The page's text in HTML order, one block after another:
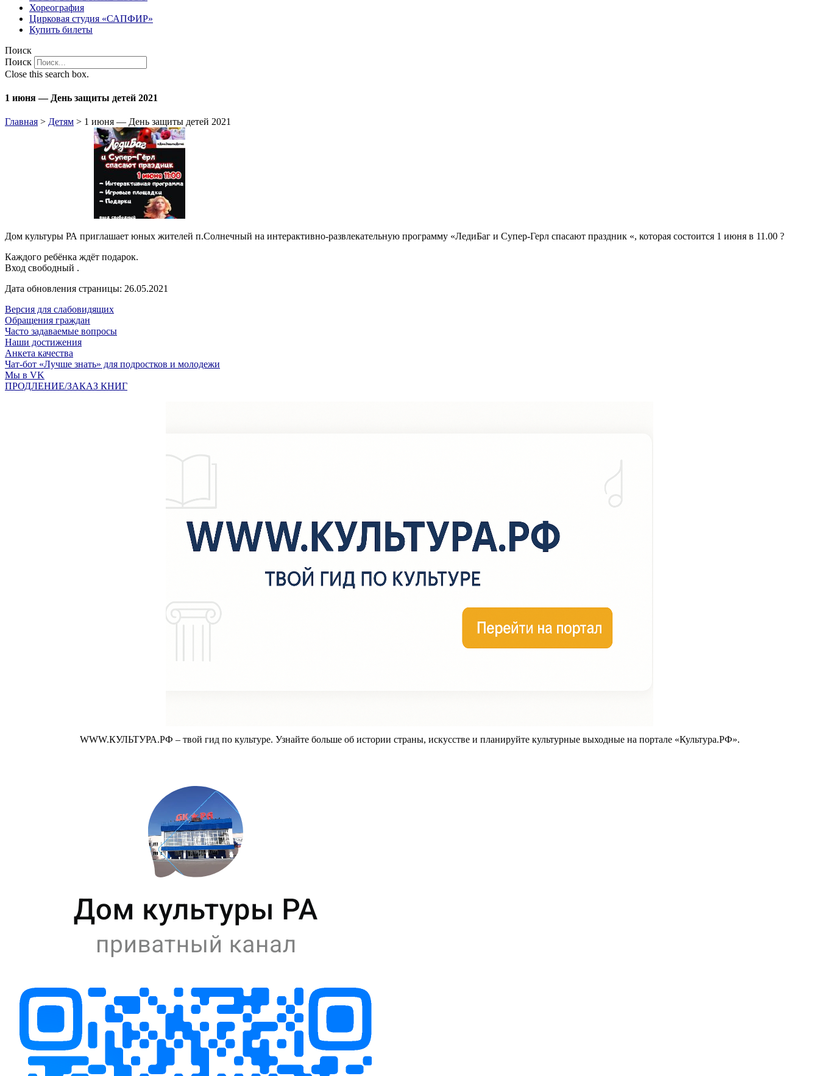
Хореография
Цирковая студия «САПФИР»
Купить билеты
Поиск
Поиск
Close this search box.
1 июня — День защиты детей 2021
Главная > Детям > 1 июня — День защиты детей 2021
Дом культуры РА приглашает юных жителей п.Солнечный на интерактивно-развлекательную программу «ЛедиБаг и Супер-Герл спасают праздник «, которая состоится 1 июня в 11.00 ?
Каждого ребёнка ждёт подарок.
Вход свободный .
Дата обновления страницы: 26.05.2021
Версия для слабовидящих
Обращения граждан
Часто задаваемые вопросы
Наши достижения
Анкета качества
Чат-бот «Лучше знать» для подростков и молодежи
Мы в VK
ПРОДЛЕНИЕ/ЗАКАЗ КНИГ
WWW.КУЛЬТУРА.РФ – твой гид по культуре. Узнайте больше об истории страны, искусстве и планируйте культурные выходные на портале «Культура.РФ».